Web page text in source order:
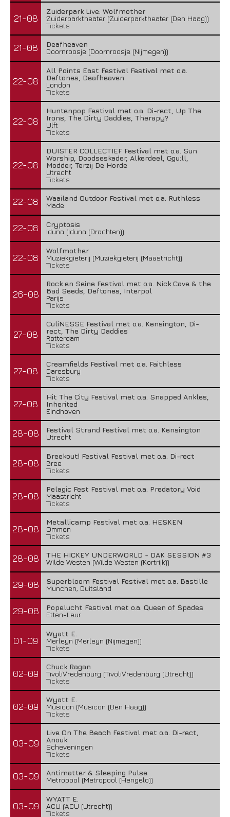
21-08
Zuiderpark Live: Wolfmother
Zuiderparktheater (Zuiderparktheater (Den Haag))
Tickets
21-08
Deafheaven
Doornroosje (Doornroosje (Nijmegen))
22-08
All Points East Festival Festival met o.a.
Deftones, Deafheaven
London
Tickets
22-08
Huntenpop Festival met o.a. Di-rect, Up The
Irons, The Dirty Daddies, Therapy?
Ulft
Tickets
22-08
DUISTER COLLECTIEF Festival met o.a. Sun
Worship, Doodseskader, Alkerdeel, Ggu:ll,
Modder, Terzij De Horde
Utrecht
Tickets
22-08
Waailand Outdoor Festival met o.a. Ruthless
Made
22-08
Cryptosis
Iduna (Iduna (Drachten))
22-08
Wolfmother
Muziekgieterij (Muziekgieterij (Maastricht))
Tickets
26-08
Rock en Seine Festival met o.a. Nick Cave & the
Bad Seeds, Deftones, Interpol
Parijs
Tickets
27-08
CuliNESSE Festival met o.a. Kensington, Di-
rect, The Dirty Daddies
Rotterdam
Tickets
27-08
Creamfields Festival met o.a. Faithless
Daresbury
Tickets
27-08
Hit The City Festival met o.a. Snapped Ankles,
Inherited
Eindhoven
28-08
Festival Strand Festival met o.a. Kensington
Utrecht
28-08
Breekout! Festival Festival met o.a. Di-rect
Bree
Tickets
28-08
Pelagic Fest Festival met o.a. Predatory Void
Maastricht
Tickets
28-08
Metallicamp Festival met o.a. HESKEN
Ommen
Tickets
28-08
THE HICKEY UNDERWORLD - DAK SESSION #3
Wilde Westen (Wilde Westen (Kortrijk))
29-08
Superbloom Festival Festival met o.a. Bastille
Munchen, Duitsland
29-08
Popelucht Festival met o.a. Queen of Spades
Etten-Leur
01-09
Wyatt E.
Merleyn (Merleyn (Nijmegen))
Tickets
02-09
Chuck Ragan
TivoliVredenburg (TivoliVredenburg (Utrecht))
Tickets
02-09
Wyatt E.
Musicon (Musicon (Den Haag))
Tickets
03-09
Live On The Beach Festival met o.a. Di-rect,
Anouk
Scheveningen
Tickets
03-09
Antimatter & Sleeping Pulse
Metropool (Metropool (Hengelo))
03-09
WYATT E.
ACU (ACU (Utrecht))
Tickets